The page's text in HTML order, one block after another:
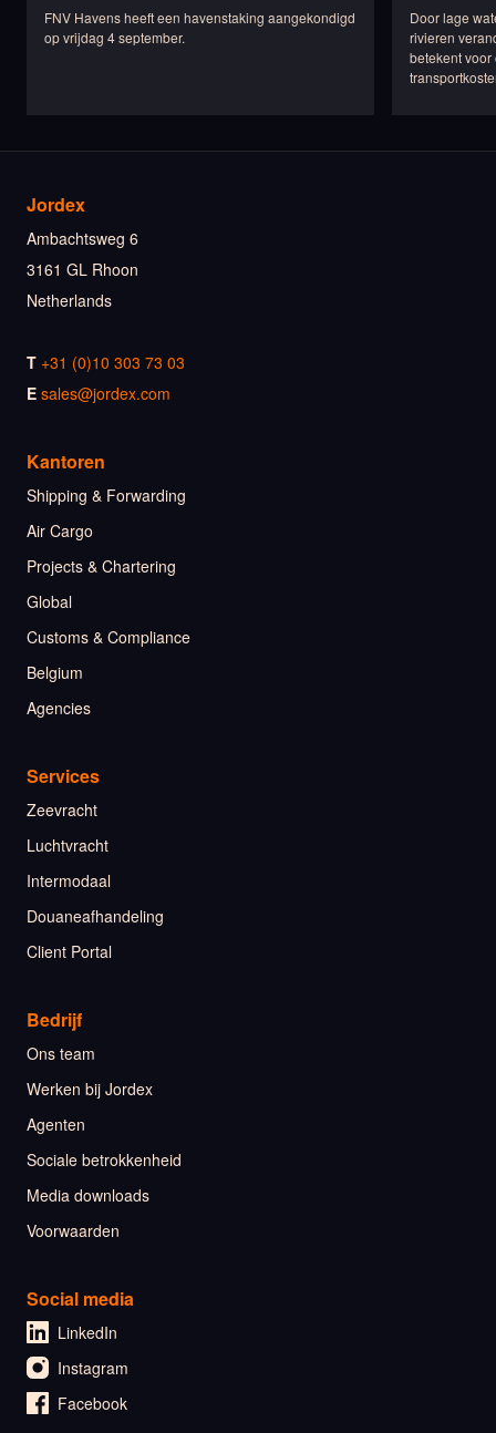
FNV Havens heeft een havenstaking aangekondigd
op vrijdag 4 september.
Door lage
rivieren
betekent
Jordex
Ambachtsweg 6
3161 GL Rhoon
Netherlands
T +31 (0)10 303 73 03
E sales@jordex.com
Kantoren
Shipping & Forwarding
Air Cargo
Projects & Chartering
Global
Customs & Compliance
Belgium
Agencies
Services
Zeevracht
Luchtvracht
Intermodaal
Douaneafhandeling
Client Portal
Bedrijf
Ons team
Werken bij Jordex
Agenten
Sociale betrokkenheid
Media downloads
Voorwaarden
Social media
LinkedIn
Instagram
Facebook